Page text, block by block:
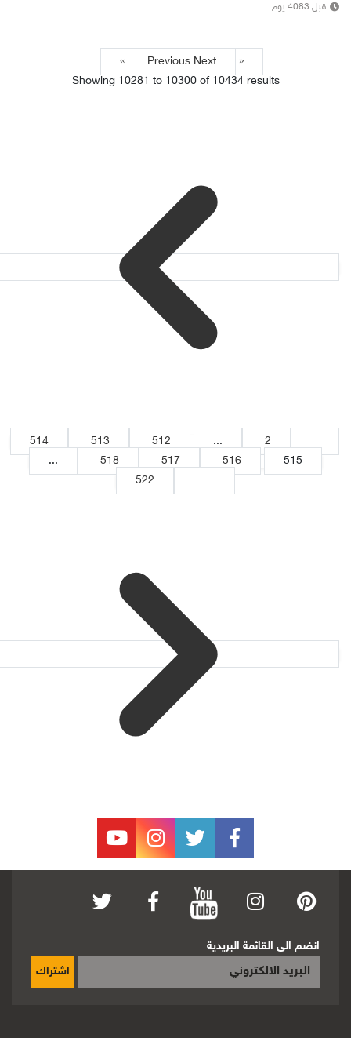
قبل 4083 يوم
« Previous
Next »
Showing10281 to10300 of10434 results
2
...
512
513
514
515
516
517
518
...
522
انضم الى القائمة البريدية
اشتراك